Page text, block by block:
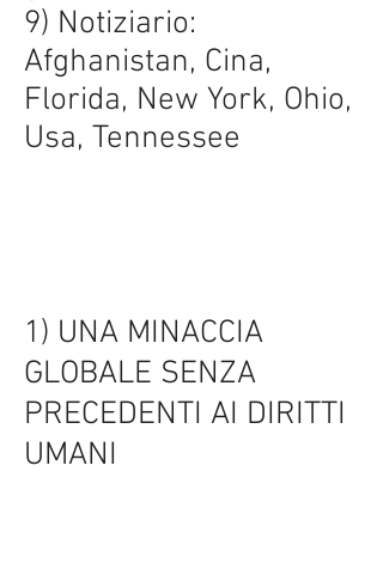
9) Notiziario:
Afghanistan, Cina,
Florida, New York, Ohio,
Usa, Tennessee
1) UNA MINACCIA
GLOBALE SENZA
PRECEDENTI AI DIRITTI
UMANI